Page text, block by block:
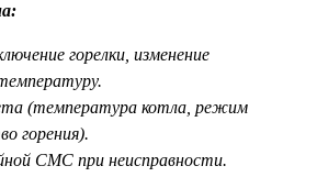
горелки, изменение
(температура котла, режим
горения).
CMC при неисправности.